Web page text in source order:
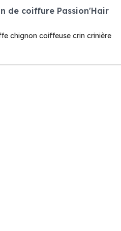
de coiffure Passion'Hair
chignon coiffeuse crin crinière